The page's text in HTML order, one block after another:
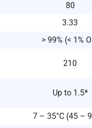
80
3.33
> 99% (< 1%
210
Up to 1.5*
7 – 35°C (45 –